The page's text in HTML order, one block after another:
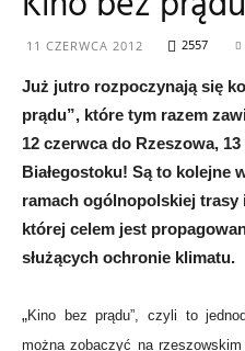
11 CZERWCA 2012 2557
Już jutro rozpoczynają się
prądu”, które tym razem
12 czerwca do Rzeszowa,
Białegostoku! Są to kolejne
ramach ogólnopolskiej trasy
której celem jest
służących ochronie klimatu.
„Kino bez prądu”, czyli to
można zobaczyć na